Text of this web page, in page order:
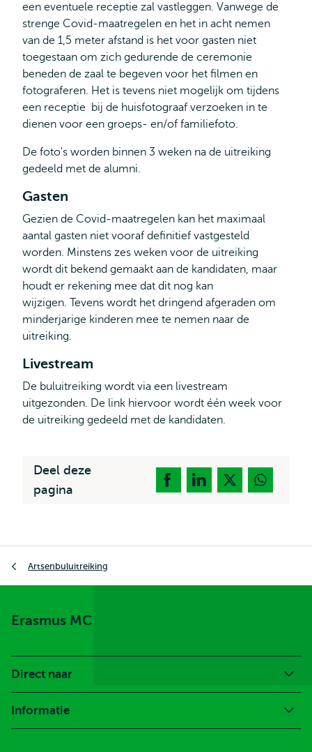
een eventuele receptie zal vastleggen. Vanwege de
strenge Covid-maatregelen en het in acht nemen
van de 1,5 meter afstand is het voor gasten niet
toegestaan om zich gedurende de ceremonie
beneden de zaal te begeven voor het filmen en
fotograferen. Het is tevens niet mogelijk om tijdens
een receptie bij de huisfotograaf verzoeken in te
dienen voor een groeps- en/of familiefoto.
De foto's worden binnen 3 weken na de uitreiking
gedeeld met de alumni.
Gasten
Gezien de Covid-maatregelen kan het maximaal
aantal gasten niet vooraf definitief vastgesteld
worden. Minstens zes weken voor de uitreiking
wordt dit bekend gemaakt aan de kandidaten, maar
houdt er rekening mee dat dit nog kan
wijzigen. Tevens wordt het dringend afgeraden om
minderjarige kinderen mee te nemen naar de
uitreiking.
Livestream
De buluitreiking wordt via een livestream
uitgezonden. De link hiervoor wordt één week voor
de uitreiking gedeeld met de kandidaten.
Deel deze
pagina
Artsenbuluitreiking
Erasmus MC
Direct naar
Informatie